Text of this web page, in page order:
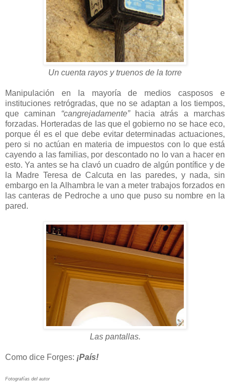
Un cuenta rayos y truenos de la torre
Manipulación en la mayoría de medios casposos e
instituciones retrógradas, que no se adaptan a los tiempos,
que caminan “cangrejadamente”hacia atrás a marchas
forzadas. Horteradas de las que el gobierno no se hace eco,
porque él es el que debe evitar determinadas actuaciones,
pero si no actúan en materia de impuestos con lo que está
cayendo a las familias, por descontado no lo van a hacer en
esto. Ya antes se ha clavó un cuadro de algún pontífice y de
la Madre Teresa de Calcuta en las paredes, y nada, sin
embargo en la Alhambra le van a meter trabajos forzados en
las canteras de Pedroche a uno que puso su nombre en la
pared.
Las pantallas.
Como dice Forges: ¡País!
Fotografías del autor